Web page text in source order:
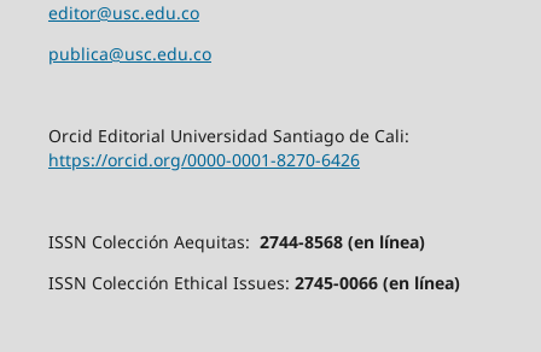
editor@usc.edu.co
publica@usc.edu.co
Orcid Editorial Universidad Santiago de Cali:
https://orcid.org/0000-0001-8270-6426
ISSN Colección Aequitas: 2744-8568 (en línea)
ISSN Colección Ethical Issues: 2745-0066 (en línea)